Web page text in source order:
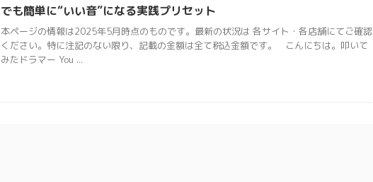
でも簡単に“いい音”になる実践プリセット
本ページの情報は2025年5月時点のものです。最新の状況は 各サイト・各店舗にてご確認
ください。特に注記のない限り、記載の金額は全て税込金額です。 こんにちは。叩いて
みたドラマー You ...